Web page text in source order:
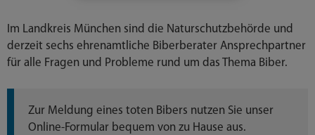
Im Landkreis München sind die Naturschutzbehörde und
derzeit sechs ehrenamtliche Biberberater Ansprechpartner
für alle Fragen und Probleme rund um das Thema Biber.
Zur Meldung eines toten Bibers nutzen Sie unser
Online-Formular bequem von zu Hause aus.